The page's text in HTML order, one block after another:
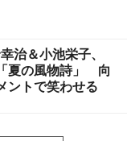
治＆小池栄子、
夏の風物詩」 向
ントで笑わせる